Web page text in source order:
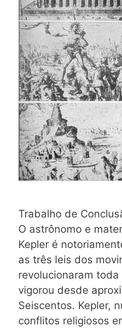
Trabalho de
O astrônomo e
Kepler é
as três leis dos
revolucionaram
vigorou desde
Seiscentos. Kepler,
conflitos religiosos